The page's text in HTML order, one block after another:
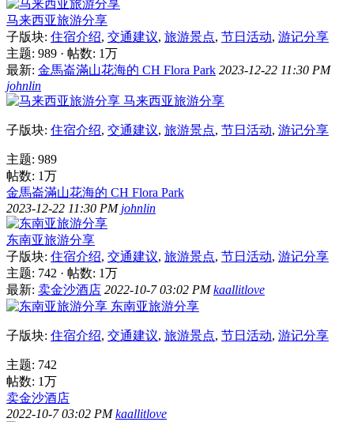
马来西亚旅游分享
子版块: 住宿介绍, 交通建议, 旅游景点, 节日活动, 游记分享
主题: 989 · 帖数: 1万
最新: 金馬崙滿山花海的 CH Flora Park 2023-12-22 11:30 PM
johnlin
马来西亚旅游分享
子版块: 住宿介绍, 交通建议, 旅游景点, 节日活动, 游记分享
主题: 989
帖数: 1万
金馬崙滿山花海的 CH Flora Park
2023-12-22 11:30 PM johnlin
东南亚旅游分享
子版块: 住宿介绍, 交通建议, 旅游景点, 节日活动, 游记分享
主题: 742 · 帖数: 1万
最新: 卖金沙酒店 2022-10-7 03:02 PMkaallitlove
东南亚旅游分享
子版块: 住宿介绍, 交通建议, 旅游景点, 节日活动, 游记分享
主题: 742
帖数: 1万
卖金沙酒店
2022-10-7 03:02 PMkaallitlove